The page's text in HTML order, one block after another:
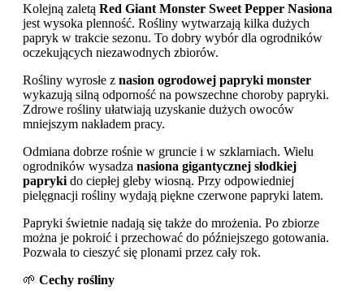
Kolejną zaletą Red Giant Monster Sweet Pepper Nasiona
jest wysoka plenność. Rośliny wytwarzają kilka dużych
papryk w trakcie sezonu. To dobry wybór dla ogrodników
oczekujących niezawodnych zbiorów.
Rośliny wyrosłe z nasion ogrodowej papryki monster
wykazują silną odporność na powszechne choroby papryki.
Zdrowe rośliny ułatwiają uzyskanie dużych owoców
mniejszym nakładem pracy.
Odmiana dobrze rośnie w gruncie i w szklarniach. Wielu
ogrodników wysadza nasiona gigantycznej słodkiej
papryki do ciepłej gleby wiosną. Przy odpowiedniej
pielęgnacji rośliny wydają piękne czerwone papryki latem.
Papryki świetnie nadają się także do mrożenia. Po zbiorze
można je pokroić i przechować do późniejszego gotowania.
Pozwala to cieszyć się plonami przez cały rok.
🌱 Cechy rośliny